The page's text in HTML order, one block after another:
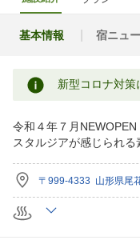
基本情報 宿ニュ
新型コロナ対策
令和４年７月
スタルジアが感じられる
〒999-4333 山形県尾